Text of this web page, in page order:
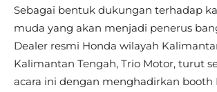
Sebagai bentuk dukungan terhadap
muda yang akan menjadi penerus
Dealer resmi Honda wilayah
Kalimantan Tengah, Trio Motor, turut
acara ini dengan menghadirkan booth